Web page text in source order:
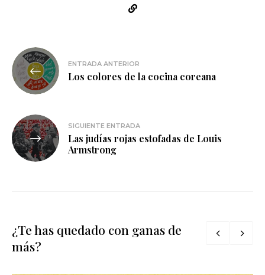
Navegación
de
entradas
ENTRADA ANTERIOR
Los colores de la cocina coreana
SIGUIENTE ENTRADA
Las judías rojas estofadas de Louis
Armstrong
¿Te has quedado con ganas de
más?